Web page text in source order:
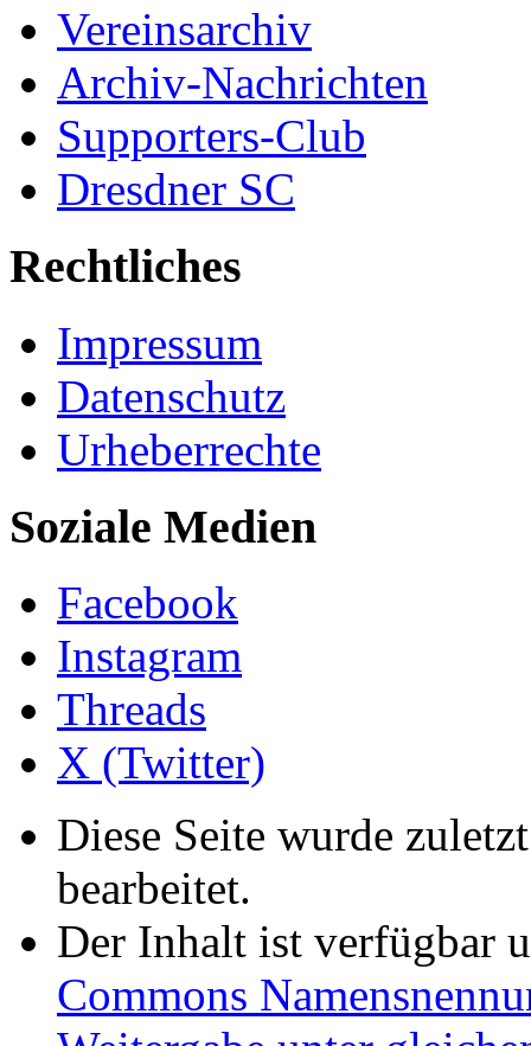
Vereinsarchiv
Archiv-Nachrichten
Supporters-Club
Dresdner SC
Rechtliches
Impressum
Datenschutz
Urheberrechte
Soziale Medien
Facebook
Instagram
Threads
X (Twitter)
Diese Seite wurde
bearbeitet.
Der Inhalt ist verfügbar
Commons